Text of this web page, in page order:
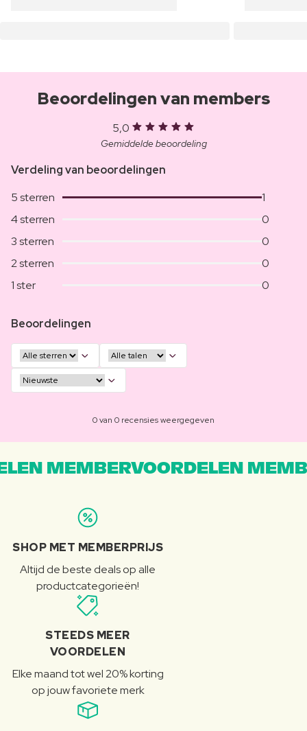
Beoordelingen van members
5,0
Gemiddelde beoordeling
Verdeling van beoordelingen
5 sterren
1
4 sterren
0
3 sterren
0
2 sterren
0
1 ster
0
Beoordelingen
0 van 0 recensies weergegeven
MEMBERVOORDELEN
SHOP MET MEMBERPRIJS
Altijd de beste deals op alle
productcategorieën!
STEEDS MEER
VOORDELEN
Elke maand tot wel 20% korting
op jouw favoriete merk